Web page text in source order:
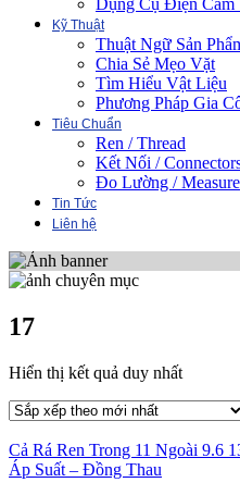
Dụng Cụ Điện Cầm
Kỹ Thuật
Thuật Ngữ Sản
Chia Sẻ Mẹo Vặt
Tìm Hiểu Vật Liệu
Phương Pháp Gia
Tiêu Chuẩn
Ren / Thread
Kết Nối /
Đo Lường / Measure
Tin Tức
Liên hệ
17
Hiển thị kết quả duy nhất
Cả Rá Ren Trong 11 Ngoài 9.6
Áp Suất – Đồng Thau